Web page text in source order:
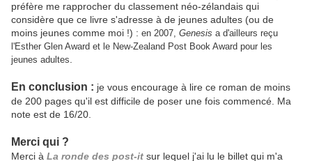
préfère me rapprocher du classement néo-zélandais qui
considère que ce livre s'adresse à de jeunes adultes (ou de
moins jeunes comme moi !) : en 2007, Genesis a d'ailleurs reçu
l'Esther Glen Award et le New-Zealand Post Book Award pour les
jeunes adultes
En conclusion : je vous encourage à lire ce roman de moins
de 200 pages qu'il est difficile de poser une fois commencé. Ma
note est de 16/20.
Merci qui ?
Merci à La ronde des post-it sur lequel j'ai lu le billet qui m'a